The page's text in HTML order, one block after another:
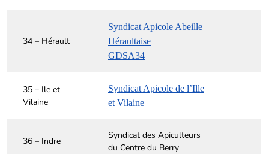
34 – Hérault
Syndicat Apicole Abeille
Héraultaise
GDSA34
35 – Ile et
Vilaine
Syndicat Apicole de l’Ille
et Vilaine
36 – Indre
Syndicat des Apiculteurs
du Centre du Berry